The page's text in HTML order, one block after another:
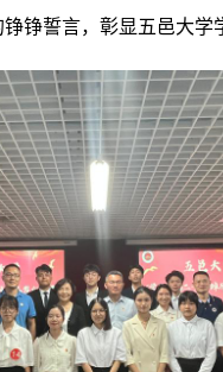
铮誓言，彰显五邑大